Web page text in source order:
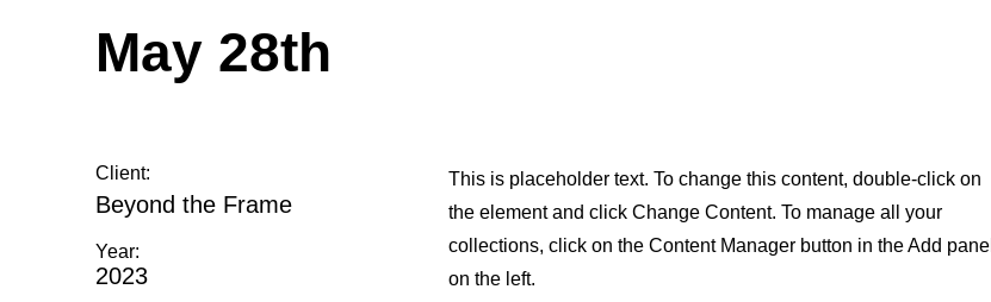
May 28th
Client:
Beyond the Frame
Year:
2023
This is placeholder text. To change this content, double-click on
the element and click Change Content. To manage all your
collections, click on the Content Manager button in the Add panel
on the left.